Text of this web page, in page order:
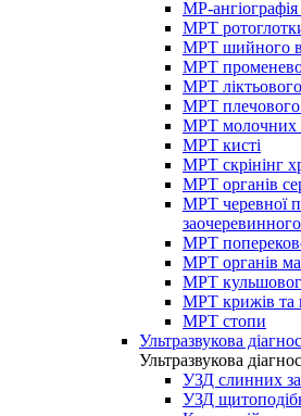
МР-
МРТ
МРТ шийного
МРТ
МРТ
МРТ плечового
МРТ молочних
МРТ кисті
МРТ скрінінг
МРТ органів
МРТ черевної
МРТ
МРТ органів
МРТ
МРТ крижів та
МРТ стопи
Ультразвукова
Ультразвукова
УЗД слинних
УЗД